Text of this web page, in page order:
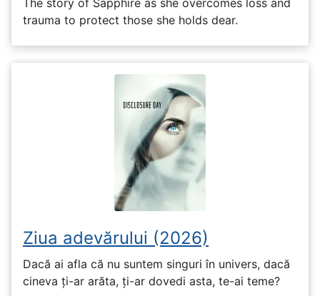
The story of Sapphire as she overcomes loss and
trauma to protect those she holds dear.
Ziua adevărului (2026)
Dacă ai afla că nu suntem singuri în univers, dacă
cineva ți-ar arăta, ți-ar dovedi asta, te-ai teme?